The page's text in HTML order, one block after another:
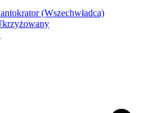
(Wszechwładca)